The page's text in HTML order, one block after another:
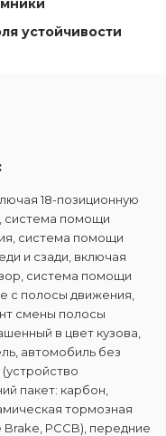
устойчивости
18-позиционную
система помощи
система помощи
и сзади, включая
система помощи
с полосы движения,
смены полосы
в цвет кузова,
автомобиль без
пакет: карбон,
тормозная
PCCB), передние